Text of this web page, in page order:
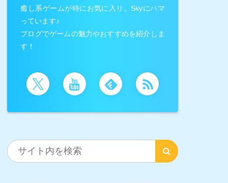
癒し系ゲームが特にお気に入り。Skyにハマ
っています♪
ブログでゲームの魅力やおすすめを紹介しま
す！